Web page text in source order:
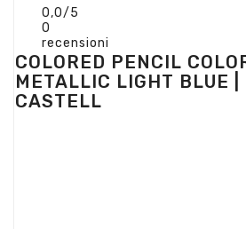
0,0/5
0
recensioni
COLORED PENCIL
METALLIC LIGHT BLUE |
CASTELL